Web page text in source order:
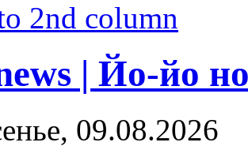
2nd column
| Йо-йо
09.08.2026